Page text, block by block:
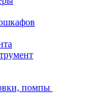
помпы